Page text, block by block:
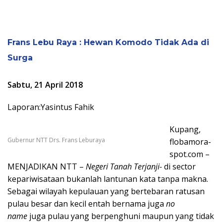
Frans Lebu Raya : Hewan Komodo Tidak Ada di
Surga
Sabtu, 21 April 2018
Laporan:Yasintus Fahik
Gubernur NTT Drs. Frans Leburaya
Kupang,
flobamora-
spot.com –
MENJADIKAN NTT – Negeri Tanah Terjanji-di sector
kepariwisataan bukanlah lantunan kata tanpa makna.
Sebagai wilayah kepulauan yang bertebaran ratusan
pulau besar dan kecil entah bernama juga no
name juga pulau yang berpenghuni maupun yang tidak